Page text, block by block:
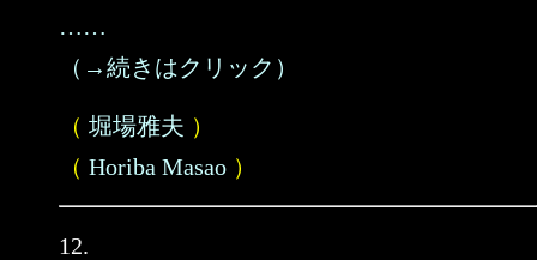
……
（→続きはクリック）
（ 堀場雅夫 ）
（ Horiba Masao ）
12.